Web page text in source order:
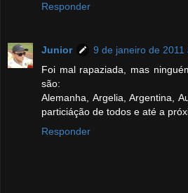
Responder
Junior
9 de janeiro de 2011
Foi mal rapaziada, mas
são:
Alemanha, Argelia, Argentina,
particiáção de todos e até a
Responder